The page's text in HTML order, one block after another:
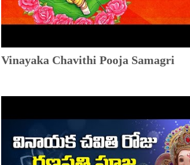
Vinayaka Chavithi Pooja Samagri